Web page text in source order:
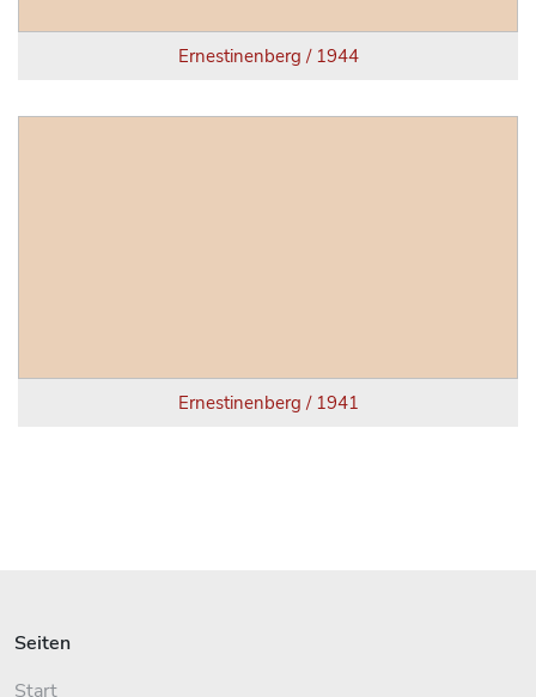
Ernestinenberg / 1944
Ernestinenberg / 1941
Seiten
Start